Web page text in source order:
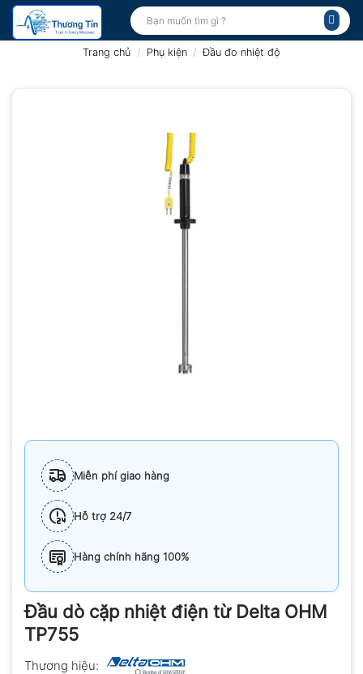
Bỏ
qua
Tìm
kiếm:
Trang chủ / Phụ kiện / Đầu đo nhiệt độ
Miễn phí giao hàng
Hỗ trợ 24/7
Hàng chính hãng 100%
Đầu dò cặp nhiệt điện từ Delta OHM
TP755
Thương hiệu: